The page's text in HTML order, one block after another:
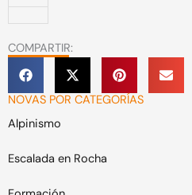
COMPARTIR:
NOVAS POR CATEGORÍAS
Alpinismo
Escalada en Rocha